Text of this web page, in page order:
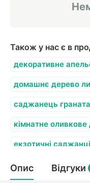
Також у нас є в
декоративне
домашнє дерево
саджанець граната
кімнатне
екзотичні саджанці
Опис Відгуки